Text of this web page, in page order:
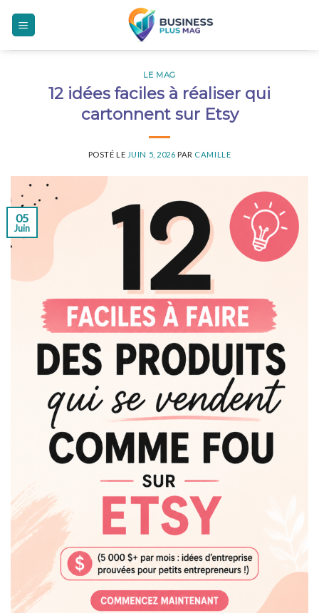
LE MAG
12 idées faciles à réaliser qui
cartonnent sur Etsy
POSTÉ LE JUIN 5, 2026 PAR CAMILLE
05
Juin